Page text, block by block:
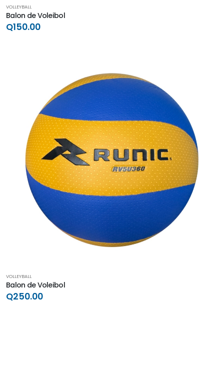
VOLLEYBALL
Balon de Voleibol
Q150.00
VOLLEYBALL
Balon de Voleibol
Q250.00